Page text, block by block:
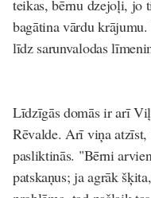
teikas, bērnu dzejoļi, jo
bagātina vārdu
līdz sarunvalodas
Līdzīgās domās ir arī
Rēvalde. Arī viņa atzīst,
pasliktinās. "Bērni
patskaņus; ja agrāk